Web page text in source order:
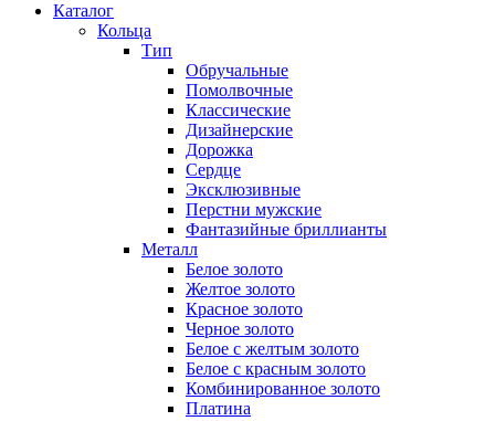
Каталог
Кольца
Тип
Обручальные
Помолвочные
Классические
Дизайнерские
Дорожка
Сердце
Эксклюзивные
Перстни мужские
Фантазийные бриллианты
Металл
Белое золото
Желтое золото
Красное золото
Черное золото
Белое с желтым золото
Белое с красным золото
Комбинированное золото
Платина